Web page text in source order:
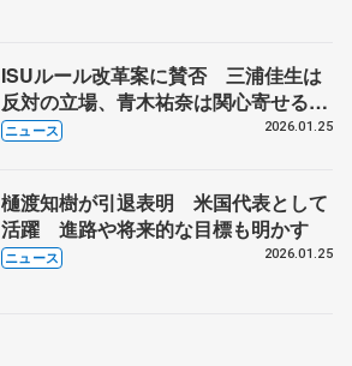
ISUルール改革案に賛否 三浦佳生は
反対の立場、青木祐奈は関心寄せる
四大陸フィギュアで選手反応
ニュース 2026.01.25
樋渡知樹が引退表明 米国代表として
活躍 進路や将来的な目標も明かす
ニュース 2026.01.25